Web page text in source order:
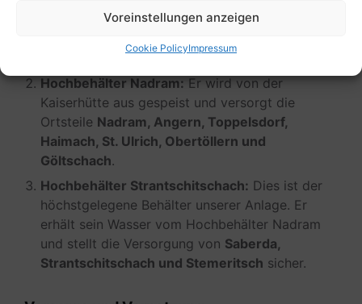
Voreinstellungen anzeigen
Cookie PolicyImpressum
Knotenpunkt. Von hier aus werden die Ortsteile
versorgt.
Hochbehälter Nadram: Er wird von der
Kaiserhütte aus gespeist und versorgt die
Ortsteile Nadram, Angern, Toppelsdorf,
Haimach, St. Ulrich, Obertöllern und
Göltschach.
Hochbehälter Strantschitschach: Dies ist der
höchstgelegene Behälter unserer Anlage. Er
erhält sein Wasser vom Hochbehälter Nadram
und stellt die Versorgung von Saberda,
Strantschitschach und Stemeritsch sicher.